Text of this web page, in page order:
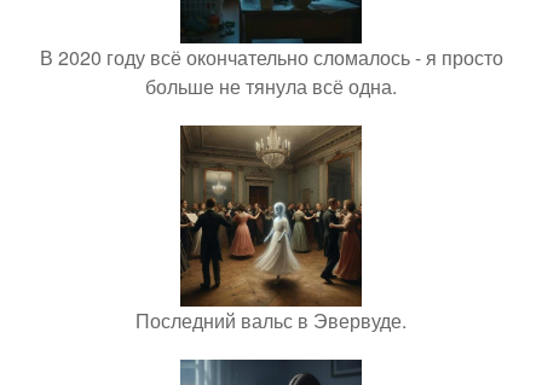
В 2020 году всё окончательно сломалось - я просто
больше не тянула всё одна.
Последний вальс в Эвервуде.